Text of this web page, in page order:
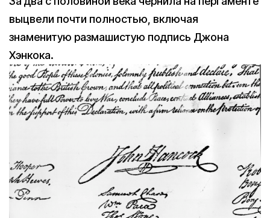
выцвели почти полностью, включая
знаменитую размашистую подпись Джона
Хэнкока.